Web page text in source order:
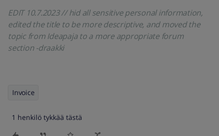
EDIT 10.7.2023 // hid all sensitive personal information,
edited the title to be more descriptive, and moved the
topic from Ideapaja to a more appropriate forum
section -draakki
Invoice
1 henkilö tykkää tästä